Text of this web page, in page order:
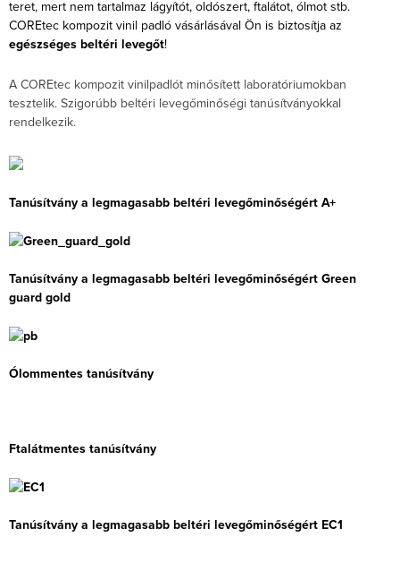
teret, mert nem tartalmaz lágyítót, oldószert, ftalátot, ólmot stb.
COREtec kompozit vinil padló vásárlásával Ön is biztosítja az
egészséges beltéri levegőt!
A COREtec kompozit vinilpadlót minősített laboratóriumokban
tesztelik. Szigorúbb beltéri levegőminőségi tanúsítványokkal
rendelkezik.
Tanúsítvány a legmagasabb beltéri levegőminőségért A+
Tanúsítvány a legmagasabb beltéri levegőminőségért Green
guard gold
Ólommentes tanúsítvány
Ftalátmentes tanúsítvány
Tanúsítvány a legmagasabb beltéri levegőminőségért EC1